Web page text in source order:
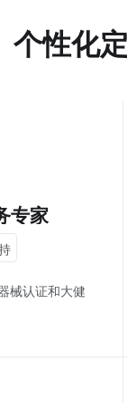
个性化
专家
械认证和大健